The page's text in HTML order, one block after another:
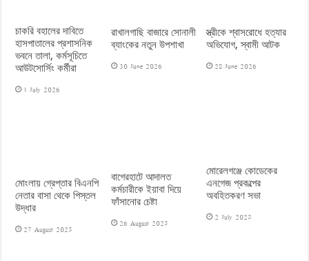
চাকরি বহালের দাবিতে
হাসপাতালের প্রশাসনিক
ভবনে তালা, কর্মসূচিতে
আউটসোর্সিং কর্মীরা
1 July 2026
রাখালগাছি বাজারে সোনালী
ব্যাংকের নতুন উপশাখা
30 June 2026
স্ত্রীকে শ্বাসরোধে হত্যার
অভিযোগ, স্বামী আটক
28 June 2026
মোংলায় গ্রেপ্তার বিএনপি
নেতার বাসা থেকে পিস্তল
উদ্ধার
27 August 2025
বাগেরহাটে আদালত
কর্মচারীকে ইয়াবা দিয়ে
ফাঁসানোর চেষ্টা
26 August 2025
মোরেলগঞ্জে কোডেকের
এনগেজ প্রকল্পের
অবহিতকরণ সভা
2 July 2025